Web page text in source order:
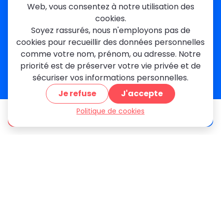
Dourdan
Mantes-la-Jolie
Créteil
Seine-et-Marne
Contact
01 84 24 42 80
contact@metallerie-grand-paris.com
46 bis Av. du Maine, 75015 Paris
Devis gratuit
Web, vous consentez à notre utilisation des
cookies.
Soyez rassurés, nous n'employons pas de
cookies pour recueillir des données personnelles
comme votre nom, prénom, ou adresse. Notre
priorité est de préserver votre vie privée et de
sécuriser vos informations personnelles.
Je refuse
J'accepte
Politique de cookies